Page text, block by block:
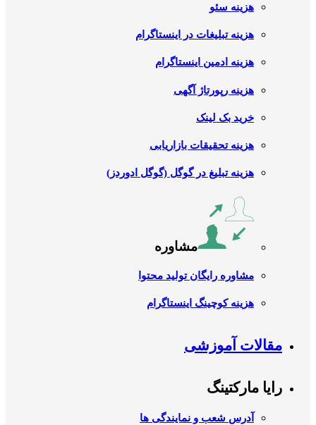
هزینه سئو
هزینه تبلیغات در اینستاگرام
هزینه ادمین اینستاگرام
هزینه رپورتاژ آگهی
خرید بک لینک
هزینه تحقیقات بازاریابی
هزینه تبلیغ در گوگل (گوگل ادوردز)
مشاوره
مشاوره رایگان تولید محتوا
هزینه کوچینگ اینستاگرام
مقالات آموزشی
رایا مارکتینگ
آدرس شعب و نمایندگی ها